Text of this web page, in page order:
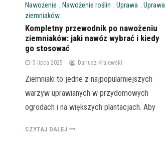
Nawożenie , Nawożenie roślin , Uprawa , Uprawa
ziemniaków
Kompletny przewodnik po nawożeniu
ziemniaków: jaki nawóz wybrać i kiedy
go stosować
5 lipca 2025 Dariusz Krajewski
Ziemniaki to jedne z najpopularniejszych
warzyw uprawianych w przydomowych
ogrodach i na większych plantacjach. Aby
CZYTAJ DALEJ